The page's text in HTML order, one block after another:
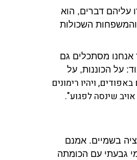
עליהם דברים, הוא
השכולות
והגדוד אנחנו מסתכלים גם
על הכוננות, על
ויהיו רימונים
שינסה לפגוע".
בשמיים. אמנם
גבעתי עם הכומתה